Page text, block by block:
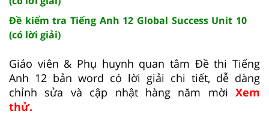
Đề kiểm tra Tiếng Anh 12 Global Success Unit 10
(có lời giải)
Giáo viên & Phụ huynh quan tâm Đề thi Tiếng
Anh 12 bản word có lời giải chi tiết, dễ dàng
chỉnh sửa và cập nhật hàng năm mời Xem
thử.